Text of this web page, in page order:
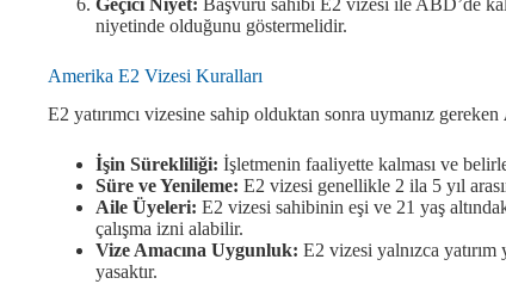
niyetinde olduğunu göstermelidir.
Amerika E2 Vizesi Kuralları
E2 yatırımcı vizesine sahip olduktan sonra uymanız gereken
İşin Sürekliliği: İşletmenin faaliyette kalması ve
Süre ve Yenileme: E2 vizesi genellikle 2 ila 5 yıl
Aile Üyeleri: E2 vizesi sahibinin eşi ve 21 yaş
çalışma izni alabilir.
Vize Amacına Uygunluk: E2 vizesi yalnızca
yasaktır.